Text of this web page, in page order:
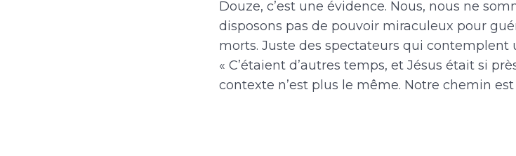
Douze, c’est une évidence. Nous, nous ne
disposons pas de pouvoir miraculeux pour
morts. Juste des spectateurs qui contemplent
« C’étaient d’autres temps, et Jésus était si
contexte n’est plus le même. Notre chemin